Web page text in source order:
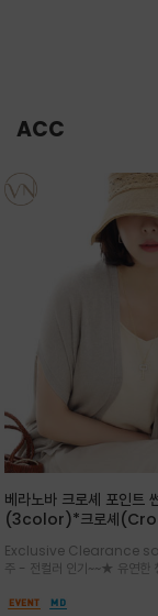
ACC
베라노바 크로셰 포인트
(3color)*크로셰
미닌한 무드를 연출/벨크
대도 간편
Exclusive Clearance
주 - 전컬러 인기~~★ 유연한
말아 휴대하기 좋고, 챙의 모양